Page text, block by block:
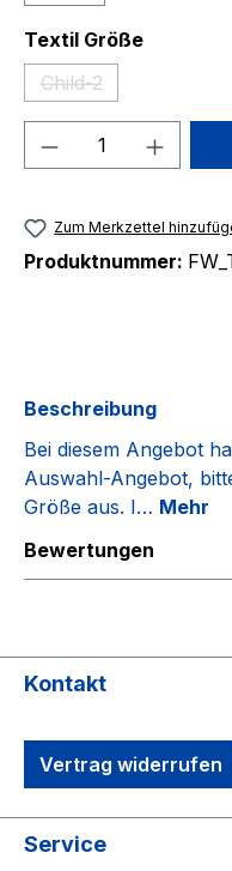
Textil Größe
Child-2
(Diese Option ist
Produkt
Zum Merkzettel
Produktnummer:
Beschreibung
Bei diesem Angebot
Auswahl-Angebot,
Größe aus. I… Mehr
Bewertungen
Kontakt
Vertrag widerrufen
Service